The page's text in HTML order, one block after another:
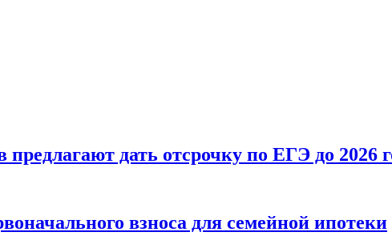
дать отсрочку по ЕГЭ до 2026
взноса для семейной ипотеки